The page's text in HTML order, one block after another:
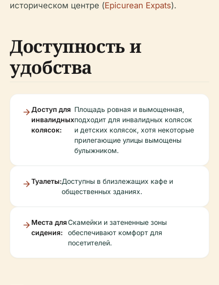
историческом центре (Epicurean Expats).
Доступность и
удобства
Доступ для
инвалидных
колясок:
Площадь ровная и вымощенная,
подходит для инвалидных колясок
и детских колясок, хотя некоторые
прилегающие улицы вымощены
булыжником.
Туалеты:Доступны в близлежащих кафе и
общественных зданиях.
Места для
сидения:
Скамейки и затененные зоны
обеспечивают комфорт для
посетителей.